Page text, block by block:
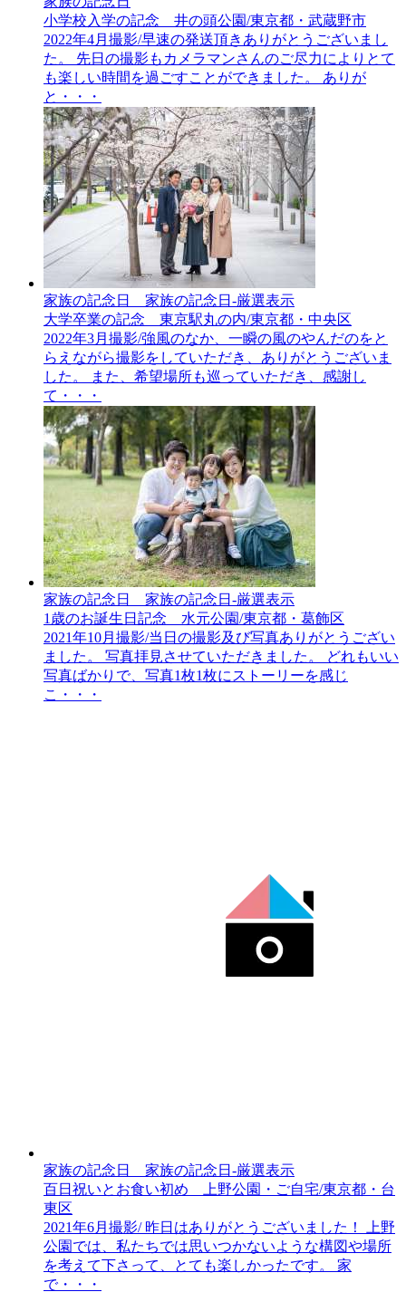
小学校入学の記念 井の頭公園/東京都・武蔵野市
2022年4月撮影/早速の発送頂きありがとうございまし
た。 先日の撮影もカメラマンさんのご尽力によりとて
も楽しい時間を過ごすことができました。 ありが
と・・・
家族の記念日__家族の記念日-厳選表示
大学卒業の記念 東京駅丸の内/東京都・中央区
2022年3月撮影/強風のなか、一瞬の風のやんだのをと
らえながら撮影をしていただき、ありがとうございま
した。 また、希望場所も巡っていただき、感謝し
て・・・
家族の記念日__家族の記念日-厳選表示
1歳のお誕生日記念 水元公園/東京都・葛飾区
2021年10月撮影/当日の撮影及び写真ありがとうござい
ました。 写真拝見させていただきました。 どれもいい
写真ばかりで、写真1枚1枚にストーリーを感じ
こ・・・
家族の記念日__家族の記念日-厳選表示
百日祝いとお食い初め 上野公園・ご自宅/東京都・台
東区
2021年6月撮影/ 昨日はありがとうございました！ 上野
公園では、私たちでは思いつかないような構図や場所
を考えて下さって、とても楽しかったです。 家
で・・・